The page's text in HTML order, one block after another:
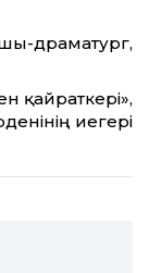
драматург,
қайраткері»,
иегері